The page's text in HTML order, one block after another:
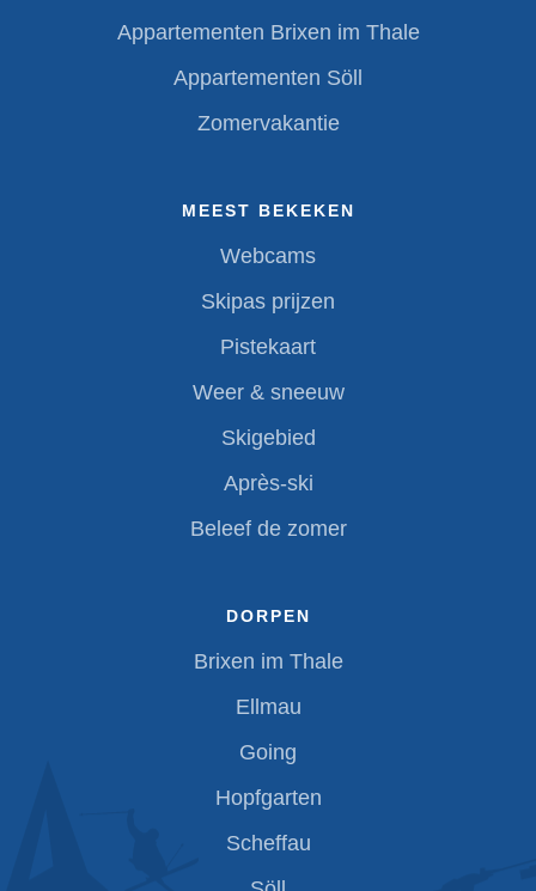
Appartementen Brixen im Thale
Appartementen Söll
Zomervakantie
MEEST BEKEKEN
Webcams
Skipas prijzen
Pistekaart
Weer & sneeuw
Skigebied
Après-ski
Beleef de zomer
DORPEN
Brixen im Thale
Ellmau
Going
Hopfgarten
Scheffau